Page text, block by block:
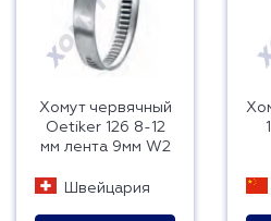
Хомут червячный
Oetiker 126 8-12
мм лента 9мм W2
Швейцария